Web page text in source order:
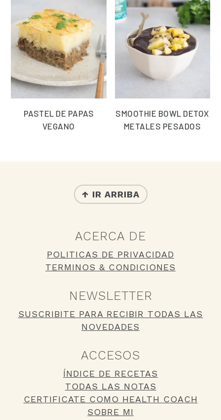
PASTEL DE PAPAS
VEGANO
SMOOTHIE BOWL DETOX
METALES PESADOS
↑ IR ARRIBA
ACERCA DE
POLITICAS DE PRIVACIDAD
TERMINOS & CONDICIONES
NEWSLETTER
SUSCRIBITE PARA RECIBIR TODAS LAS
NOVEDADES
ACCESOS
ÍNDICE DE RECETAS
TODAS LAS NOTAS
CERTIFICATE COMO HEALTH COACH
SOBRE MI